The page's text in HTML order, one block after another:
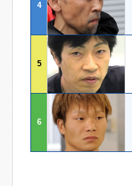
4
5
6